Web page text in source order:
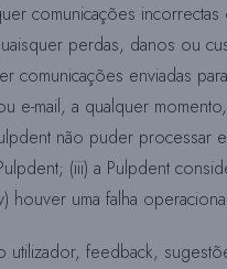
comunicações
perdas, danos ou
comunicações enviadas
e-mail, a qualquer
não puder processar
(iii) a Pulpdent
houver uma falha
utilizador, feedback,